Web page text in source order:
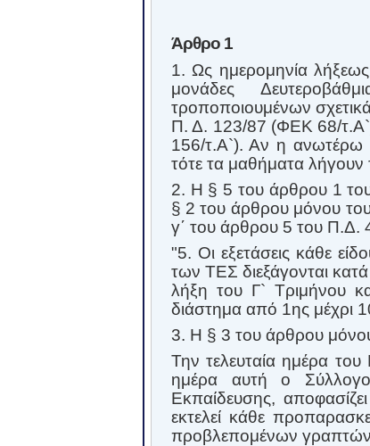
Άρθρο 1
1. Ως ημερομηνία
μονάδες
τροποποιουμένων
Π. Δ. 123/87 (ΦΕΚ 68/
156/τ.Α`). Αν η ανωτέρω
τότε τα μαθήματα
2. Η § 5 του άρθρου 1
§ 2 του άρθρου μόνου
γ΄ του άρθρου 5 του Π.Δ.
"5. Οι εξετάσεις κάθε
των ΤΕΣ διεξάγονται
λήξη του Γ` Τριμήνου
διάστημα από 1ης μέχρι
3. Η § 3 του άρθρου
Την τελευταία ημέρα του
ημέρα αυτή ο
Εκπαίδευσης,
εκτελεί κάθε
προβλεπομένων γραπτών